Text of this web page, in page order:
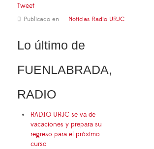
Tweet
Publicado en Noticias Radio URJC
Lo último de
FUENLABRADA,
RADIO
RADIO URJC se va de
vacaciones y prepara su
regreso para el próximo
curso